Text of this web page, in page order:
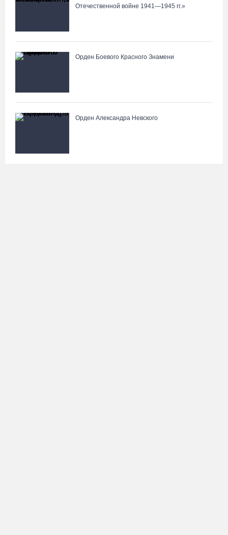
Отечественной войне 1941—1945 гг.»
Орден Боевого Красного Знамени
Орден Александра Невского